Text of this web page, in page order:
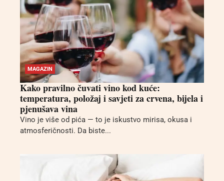
MAGAZIN
Kako pravilno čuvati vino kod kuće:
temperatura, položaj i savjeti za crvena, bijela i
pjenušava vina
Vino je više od pića — to je iskustvo mirisa, okusa i
atmosferičnosti. Da biste...